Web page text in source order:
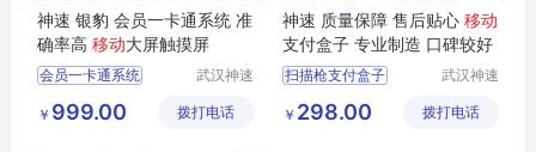
神速 银豹 会员一卡通系统 准
确率高 移动大屏触摸屏
会员一卡通系统
超市收银系统
武汉神速
公司
￥ 999.00 拨打电话
神速 质量保障 售后贴心 移动
支付盒子 专业制造 口碑较好
扫描枪支付盒子
餐饮扫码支付盒子
武汉神速
公司
￥ 298.00 拨打电话